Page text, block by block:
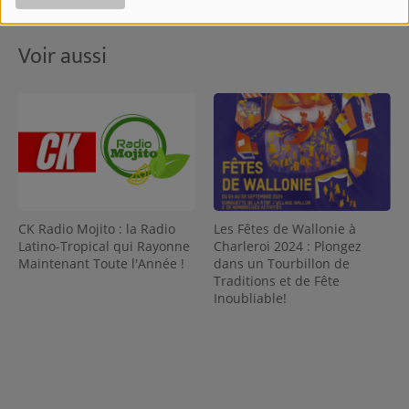
Voir aussi
CK Radio Mojito : la Radio
Latino-Tropical qui Rayonne
Maintenant Toute l'Année !
Les Fêtes de Wallonie à
Charleroi 2024 : Plongez
dans un Tourbillon de
Traditions et de Fête
Inoubliable!